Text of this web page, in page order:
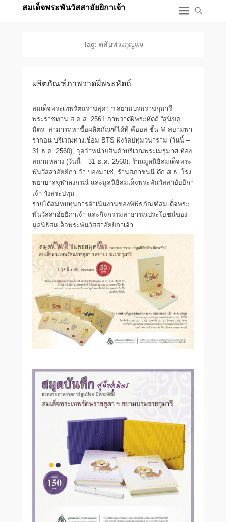
สมเด็จพระพันวัสสาอัยยิกาเจ้า
Tag: ตลับพวงกุญแจ
ผลิตภัณฑ์ภาพวาดฝีพระหัตถ์
สมเด็จพระเทพรัตนราชสุดา ฯ สยามบรมราชกุมารี
พระราชทาน ส.ค.ส. 2561 ภาพวาดฝีพระหัตถ์ “สุนัขคู่
มิตร” สามารถหาซื้อผลิตภัณฑ์ได้ที่ คีออส ชั้น M สยามพา
รากอน บริเวณทางเชื่อม BTS ฝั่งวัดปทุมวนาราม (วันนี้ –
31 ธ.ค. 2560), จุดจำหน่ายสินค้าบริเวณพระเมรุมาศ ท้อง
สนามหลวง (วันนี้ – 31 ธ.ค. 2560), ร้านมูลนิธิสมเด็จพระ
พันวัสสาอัยยิกาเจ้า บองมาเช่, ร้านสภาชนนี ตึก ส.ธ. โรง
พยาบาลจุฬาลงกรณ์ และมูลนิธิสมเด็จพระพันวัสสาอัยยิกา
เจ้า วังสระปทุม
รายได้สมทบทุนการดำเนินงานของพิพิธภัณฑ์สมเด็จพระ
พันวัสสาอัยยิกาเจ้า และกิจกรรมสาธารณประโยชน์ของ
มูลนิธิสมเด็จพระพันวัสสาอัยยิกาเจ้า